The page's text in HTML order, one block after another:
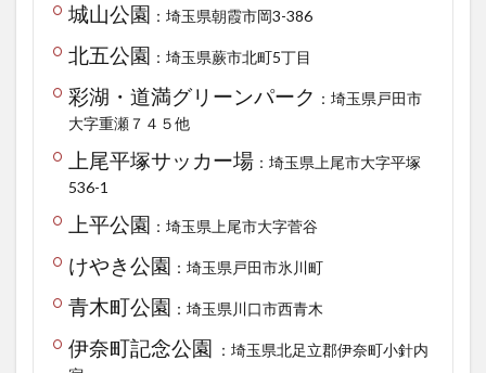
城山公園 ：埼玉県朝霞市岡3-386
北五公園 ：埼玉県蕨市北町5丁目
彩湖・道満グリーンパーク ：埼玉県戸田市
大字重瀬７４５他
上尾平塚サッカー場 ：埼玉県上尾市大字平塚
536-1
上平公園 ：埼玉県上尾市大字菅谷
けやき公園 ：埼玉県戸田市氷川町
青木町公園 ：埼玉県川口市西青木
伊奈町記念公園 ：埼玉県北足立郡伊奈町小針内